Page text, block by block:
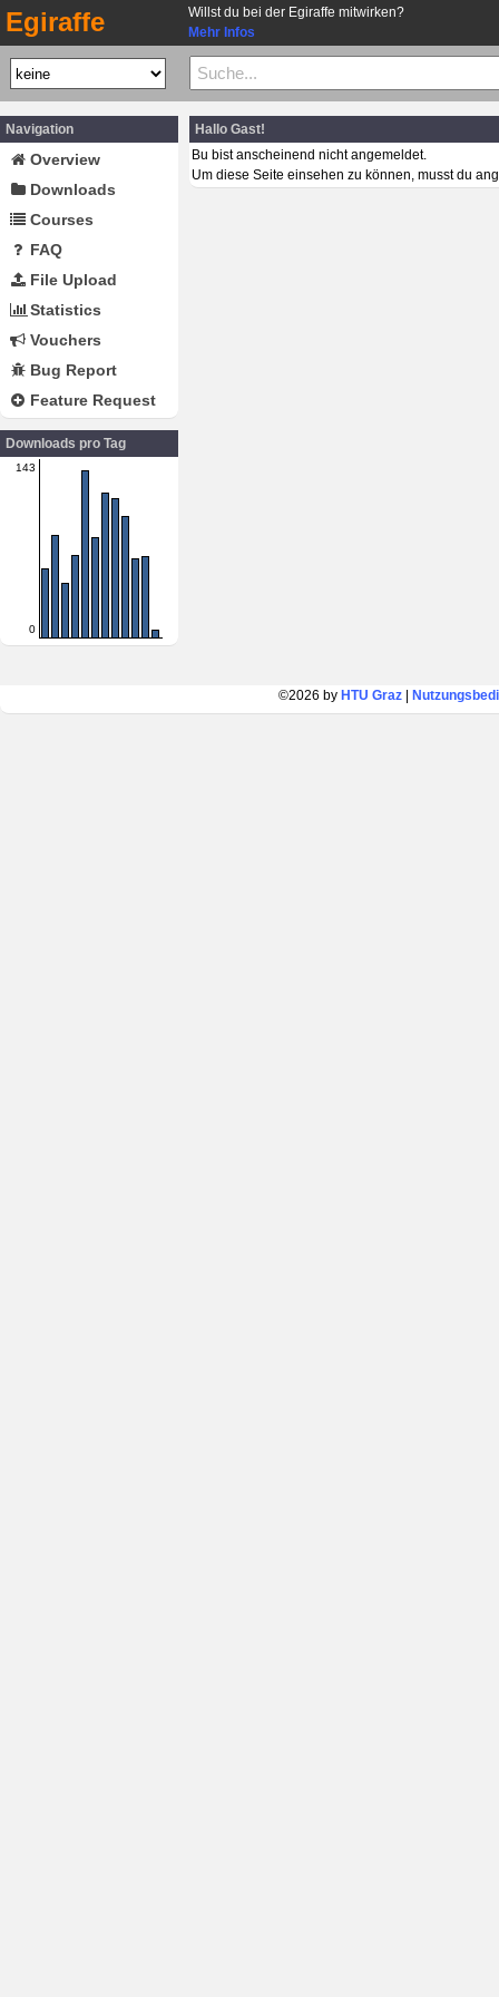
Egiraffe
Willst du bei der Egiraffe mitwirken?
Mehr Infos
Navigation
Overview
Downloads
Courses
FAQ
File Upload
Statistics
Vouchers
Bug Report
Feature Request
Downloads pro Tag
143
0
Hallo Gast!
Bu bist anscheinend nicht angemeldet.
Um diese Seite einsehen zu können, musst du
©2026 by HTU Graz|